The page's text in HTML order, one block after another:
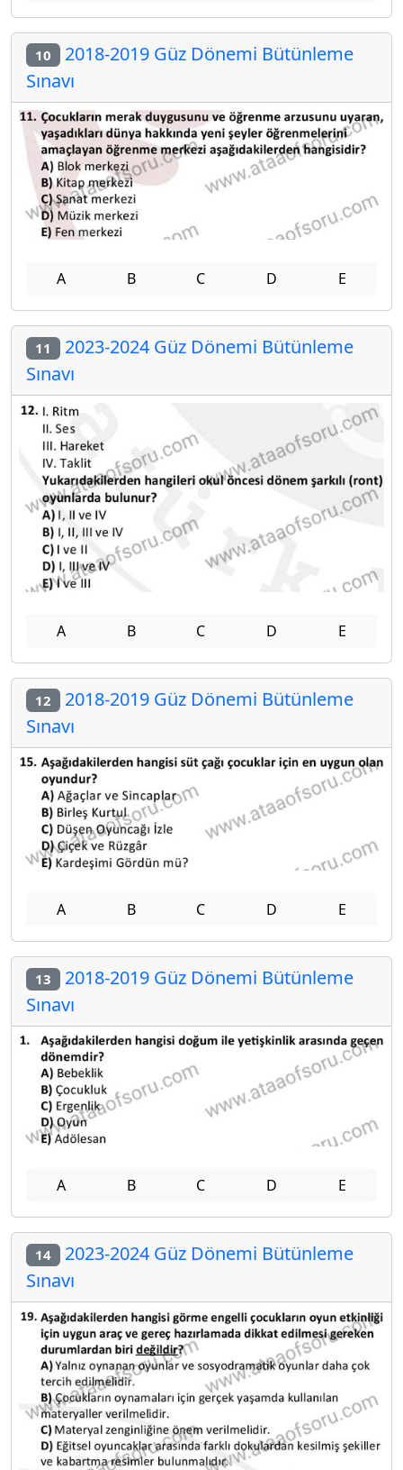
10 2018-2019 Güz Dönemi Bütünleme
Sınavı
A B C D E
11 2023-2024 Güz Dönemi Bütünleme
Sınavı
A B C D E
12 2018-2019 Güz Dönemi Bütünleme
Sınavı
A B C D E
13 2018-2019 Güz Dönemi Bütünleme
Sınavı
A B C D E
14 2023-2024 Güz Dönemi Bütünleme
Sınavı